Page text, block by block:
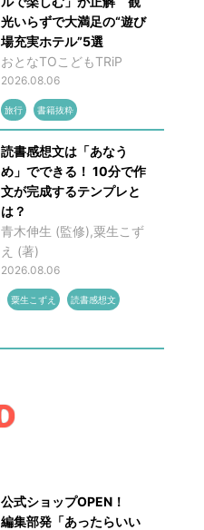
光いらずで大満足の“遊び
場充実ホテル”5選
おとなTOこどもTRiP
2026.08.06
旅行 書籍抜粋
読書感想文は「あなう
め」でできる！ 10分で作
文が完成するテンプレと
は？
青木伸生 (監修),粟生こず
え (著)
2026.08.06
粟生こずえ 読書感想文
公式ショップOPEN！
編集部発「あったらいい